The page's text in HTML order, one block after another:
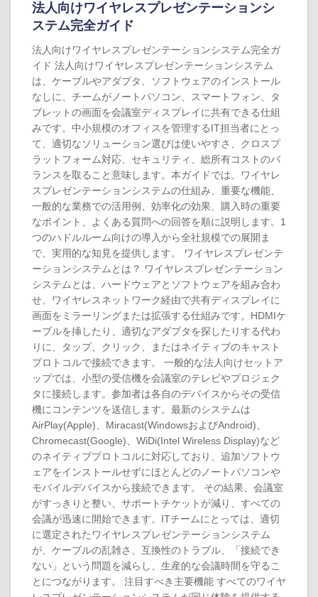
法人向けワイヤレスプレゼンテーションシ
ステム完全ガイド
法人向けワイヤレスプレゼンテーションシステム完全ガ
イド 法人向けワイヤレスプレゼンテーションシステム
は、ケーブルやアダプタ、ソフトウェアのインストール
なしに、チームがノートパソコン、スマートフォン、タ
ブレットの画面を会議室ディスプレイに共有できる仕組
みです。中小規模のオフィスを管理するIT担当者にとっ
て、適切なソリューション選びは使いやすさ、クロスプ
ラットフォーム対応、セキュリティ、総所有コストのバ
ランスを取ること意味します。本ガイドでは、ワイヤレ
スプレゼンテーションシステムの仕組み、重要な機能、
一般的な業務での活用例、効率化の効果、購入時の重要
なポイント、よくある質問への回答を順に説明します。1
つのハドルルーム向けの導入から全社規模での展開ま
で、実用的な知見を提供します。 ワイヤレスプレゼンテ
ーションシステムとは？ ワイヤレスプレゼンテーション
システムとは、ハードウェアとソフトウェアを組み合わ
せ、ワイヤレスネットワーク経由で共有ディスプレイに
画面をミラーリングまたは拡張する仕組みです。HDMIケ
ーブルを挿したり、適切なアダプタを探したりする代わ
りに、タップ、クリック、またはネイティブのキャスト
プロトコルで接続できます。 一般的な法人向けセットア
ップでは、小型の受信機を会議室のテレビやプロジェク
タに接続します。参加者は各自のデバイスからその受信
機にコンテンツを送信します。最新のシステムは
AirPlay(Apple)、Miracast(WindowsおよびAndroid)、
Chromecast(Google)、WiDi(Intel Wireless Display)など
のネイティブプロトコルに対応しており、追加ソフトウ
ェアをインストールせずにほとんどのノートパソコンや
モバイルデバイスから接続できます。 その結果、会議室
がすっきりと整い、サポートチケットが減り、すべての
会議が迅速に開始できます。ITチームにとっては、適切
に選定されたワイヤレスプレゼンテーションシステム
が、ケーブルの乱雑さ、互換性のトラブル、「接続でき
ない」という問題を減らし、生産的な会議時間を守るこ
とにつながります。 注目すべき主要機能 すべてのワイヤ